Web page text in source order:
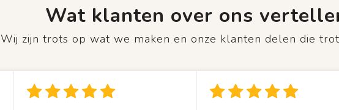
Wat klanten over ons
Wij zijn trots op wat we maken en onze klanten delen die